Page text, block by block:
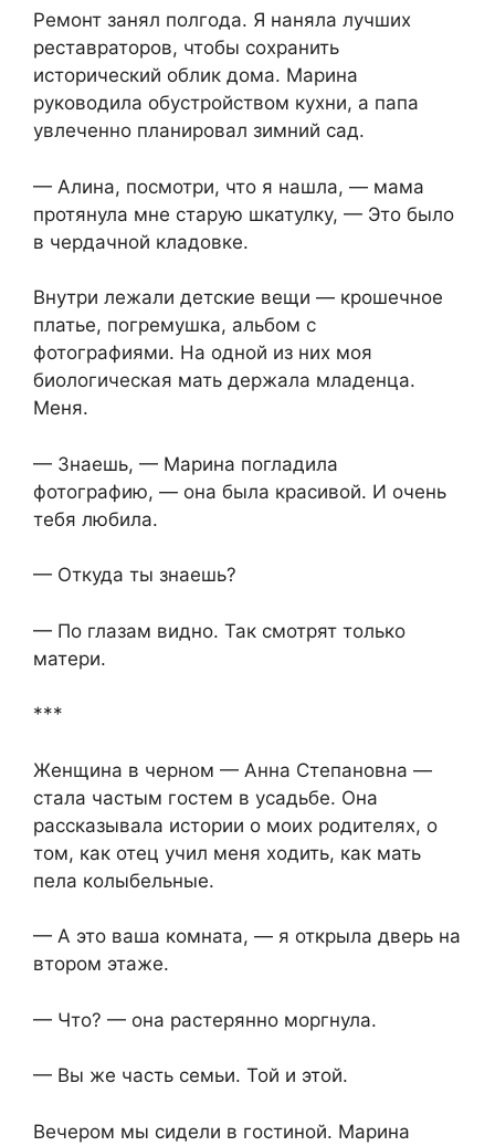
Ремонт занял полгода. Я наняла лучших
реставраторов, чтобы сохранить
исторический облик дома. Марина
руководила обустройством кухни, а папа
увлеченно планировал зимний сад.
— Алина, посмотри, что я нашла, — мама
протянула мне старую шкатулку, — Это было
в чердачной кладовке.
Внутри лежали детские вещи — крошечное
платье, погремушка, альбом с
фотографиями. На одной из них моя
биологическая мать держала младенца.
Меня.
— Знаешь, — Марина погладила
фотографию, — она была красивой. И очень
тебя любила.
— Откуда ты знаешь?
— По глазам видно. Так смотрят только
матери.
***
Женщина в черном — Анна Степановна —
стала частым гостем в усадьбе. Она
рассказывала истории о моих родителях, о
том, как отец учил меня ходить, как мать
пела колыбельные.
— А это ваша комната, — я открыла дверь на
втором этаже.
— Что? — она растерянно моргнула.
— Вы же часть семьи. Той и этой.
Вечером мы сидели в гостиной. Марина